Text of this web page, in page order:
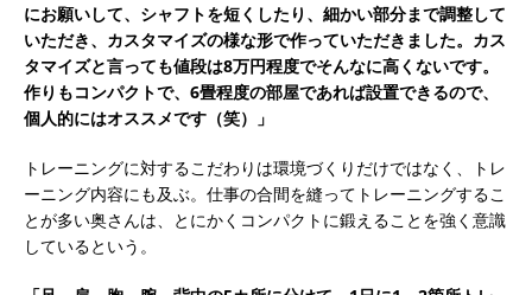
にお願いして、シャフトを短くしたり、細かい部分まで調整して
いただき、カスタマイズの様な形で作っていただきました。カス
タマイズと言っても値段は8万円程度でそんなに高くないです。
作りもコンパクトで、6畳程度の部屋であれば設置できるので、
個人的にはオススメです（笑）」
トレーニングに対するこだわりは環境づくりだけではなく、トレ
ーニング内容にも及ぶ。仕事の合間を縫ってトレーニングするこ
とが多い奥さんは、とにかくコンパクトに鍛えることを強く意識
しているという。